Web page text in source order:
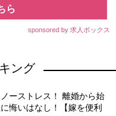
ら
sponsored by 求人ボックス
ング
ーストレス！ 離婚から始
悔いはなし！【嫁を便利